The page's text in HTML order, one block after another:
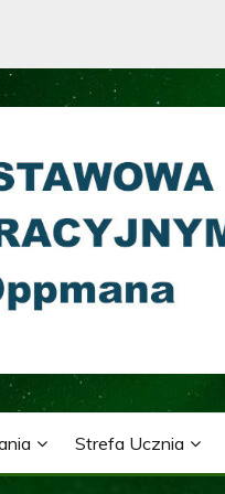
Strefa Ucznia